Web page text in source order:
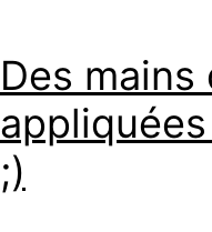
Des mains
;)